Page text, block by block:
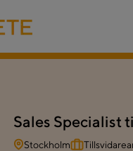
Sales Specialist
Stockholm